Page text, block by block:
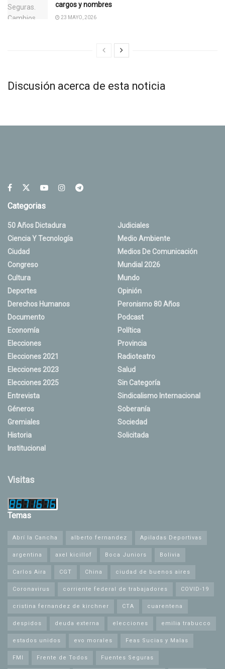
cargos y nombres
23 MAYO, 2026
Discusión acerca de esta noticia
Categorias
50 Años Dictadura
Ciencia Y Tecnología
Ciudad
Congreso
Cultura
Deportes
Derechos Humanos
Documento
Economía
Elecciones
Elecciones 2021
Elecciones 2023
Elecciones 2025
Entrevista
Géneros
Gremiales
Historia
Institucional
Judiciales
Medio Ambiente
Medios De Comunicación
Mundial 2026
Mundo
Opinión
Peronismo 80 Años
Podcast
Política
Provincia
Radioteatro
Salud
Sin Categoría
Sindicalismo Internacional
Soberanía
Sociedad
Solicitada
Visitas
Temas
Abrí la Cancha alberto fernandez Apiladas Deportivas
argentina axel kicillof Boca Juniors Bolivia
Carlos Aira CGT China ciudad de buenos aires
Coronavirus corriente federal de trabajadores COVID-19
cristina fernandez de kirchner CTA cuarentena
despidos deuda externa elecciones emilia trabucco
estados unidos evo morales Feas Sucias y Malas
FMI Frente de Todos Fuentes Seguras